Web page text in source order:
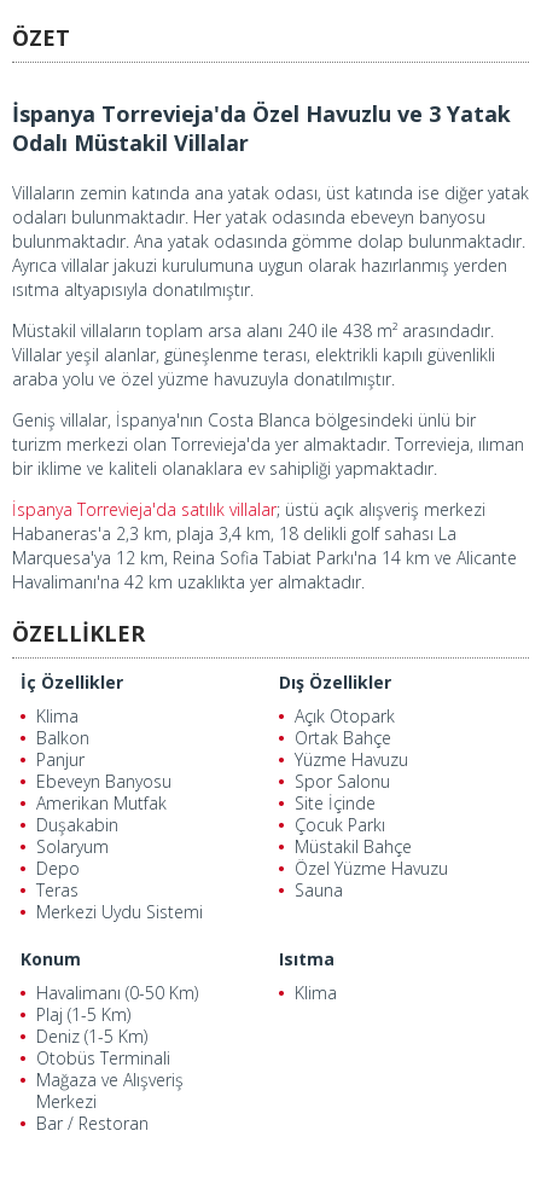
ÖZET
İspanya Torrevieja'da Özel Havuzlu ve 3 Yatak
Odalı Müstakil Villalar
Villaların zemin katında ana yatak odası, üst katında ise diğer yatak
odaları bulunmaktadır. Her yatak odasında ebeveyn banyosu
bulunmaktadır. Ana yatak odasında gömme dolap bulunmaktadır.
Ayrıca villalar jakuzi kurulumuna uygun olarak hazırlanmış yerden
ısıtma altyapısıyla donatılmıştır.
Müstakil villaların toplam arsa alanı 240 ile 438 m² arasındadır.
Villalar yeşil alanlar, güneşlenme terası, elektrikli kapılı güvenlikli
araba yolu ve özel yüzme havuzuyla donatılmıştır.
Geniş villalar, İspanya'nın Costa Blanca bölgesindeki ünlü bir
turizm merkezi olan Torrevieja'da yer almaktadır. Torrevieja, ılıman
bir iklime ve kaliteli olanaklara ev sahipliği yapmaktadır.
İspanya Torrevieja'da satılık villalar; üstü açık alışveriş merkezi
Habaneras'a 2,3 km, plaja 3,4 km, 18 delikli golf sahası La
Marquesa'ya 12 km, Reina Sofia Tabiat Parkı'na 14 km ve Alicante
Havalimanı'na 42 km uzaklıkta yer almaktadır.
ÖZELLİKLER
İç Özellikler
Klima
Balkon
Panjur
Ebeveyn Banyosu
Amerikan Mutfak
Duşakabin
Solaryum
Depo
Teras
Merkezi Uydu Sistemi
Dış Özellikler
Açık Otopark
Ortak Bahçe
Yüzme Havuzu
Spor Salonu
Site İçinde
Çocuk Parkı
Müstakil Bahçe
Özel Yüzme Havuzu
Sauna
Konum
Havalimanı (0-50 Km)
Plaj (1-5 Km)
Deniz (1-5 Km)
Otobüs Terminali
Mağaza ve Alışveriş
Merkezi
Bar / Restoran
Isıtma
Klima